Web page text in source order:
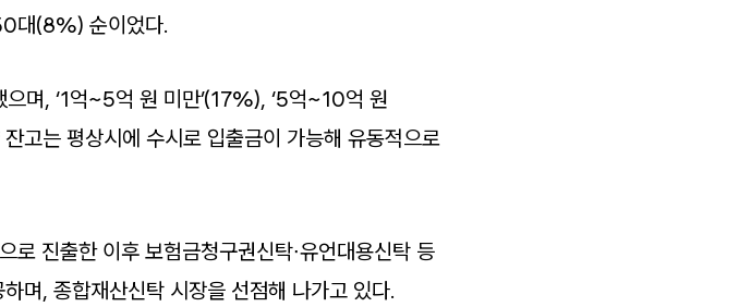
대(8%) 순이었다.
며, ‘1억~5억 원 미만’(17%), ‘5억~10억 원
고는 평상시에 수시로 입출금이 가능해 유동적으로
진출한 이후 보험금청구권신탁∙유언대용신탁 등
며, 종합재산신탁 시장을 선점해 나가고 있다.